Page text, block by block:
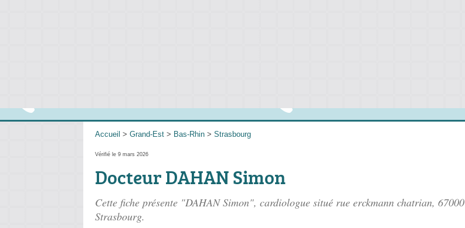
Accueil > Grand-Est > Bas-Rhin > Strasbourg
Vérifié le 9 mars 2026
Docteur DAHAN Simon
Cette fiche présente "DAHAN Simon", cardiologue situé rue erckmann chatrian, 67000
Strasbourg.